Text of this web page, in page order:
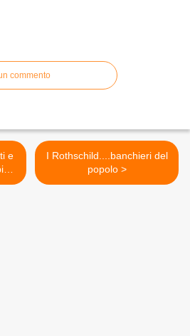
commento
I Rothschild....banchieri del
popolo >